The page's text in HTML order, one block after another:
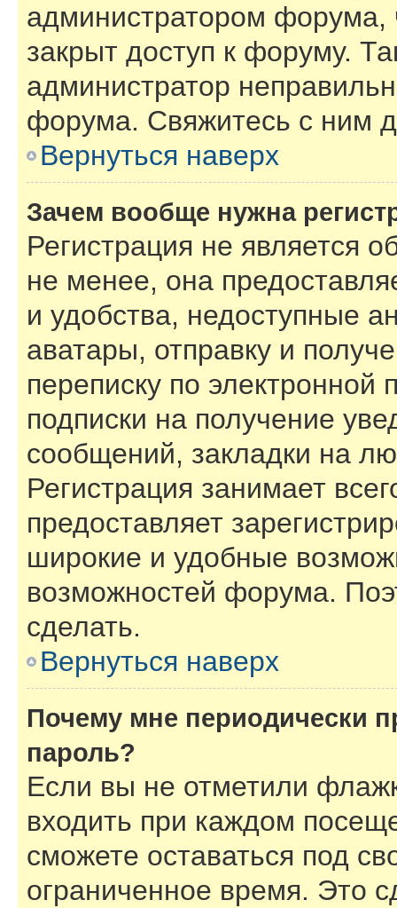
администратором
закрыт доступ к форуму.
администратор
форума. Свяжитесь с ним
Вернуться наверх
Зачем вообще нужна
Регистрация не является
не менее, она
и удобства, недоступные
аватары, отправку и
переписку по электронной
подписки на получение
сообщений, закладки на
Регистрация занимает
предоставляет
широкие и удобные
возможностей форума.
сделать.
Вернуться наверх
Почему мне периодически
пароль?
Если вы не отметили
входить при каждом
сможете оставаться под
ограниченное время. Это